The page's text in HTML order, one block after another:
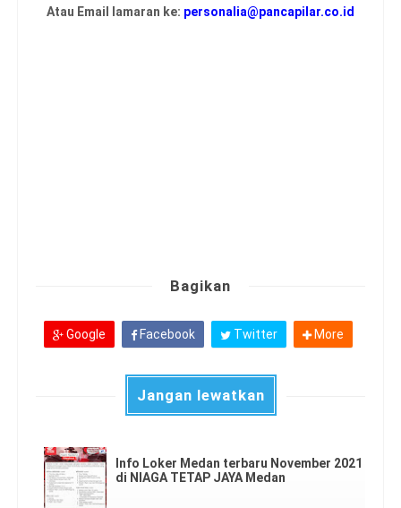
Atau Email lamaran ke: personalia@pancapilar.co.id
Bagikan
Google Facebook Twitter More
Jangan lewatkan
Info Loker Medan terbaru November 2021
di NIAGA TETAP JAYA Medan